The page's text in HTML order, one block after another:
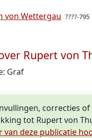
von Wettergau ????-795
Rupert von
Graf
correcties of
tot Rupert von
van deze publicatie